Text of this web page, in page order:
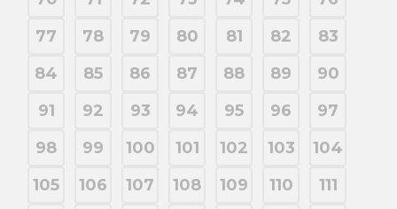
77
78 79 80 81 82
83
84
85 86 87 88 89
90
91
92 93 94 95 96
97
98
99 100 101 102 103
104
105
106 107 108 109 110
111